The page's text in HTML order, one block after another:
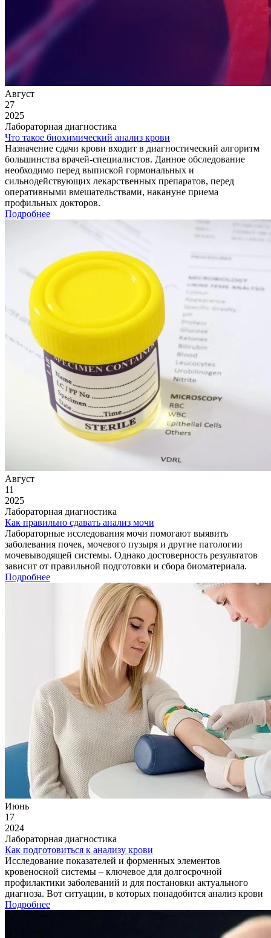
Август
27
2025
Лабораторная диагностика
Что такое биохимический анализ крови
Назначение сдачи крови входит в диагностический алгоритм
большинства врачей-специалистов. Данное обследование
необходимо перед выпиской гормональных и
сильнодействующих лекарственных препаратов, перед
оперативными вмешательствами, накануне приема
профильных докторов.
Подробнее
Август
11
2025
Лабораторная диагностика
Как правильно сдавать анализ мочи
Лабораторные исследования мочи помогают выявить
заболевания почек, мочевого пузыря и другие патологии
мочевыводящей системы. Однако достоверность результатов
зависит от правильной подготовки и сбора биоматериала.
Подробнее
Июнь
17
2024
Лабораторная диагностика
Как подготовиться к анализу крови
Исследование показателей и форменных элементов
кровеносной системы – ключевое для долгосрочной
профилактики заболеваний и для постановки актуального
диагноза. Вот ситуации, в которых понадобится анализ крови
Подробнее